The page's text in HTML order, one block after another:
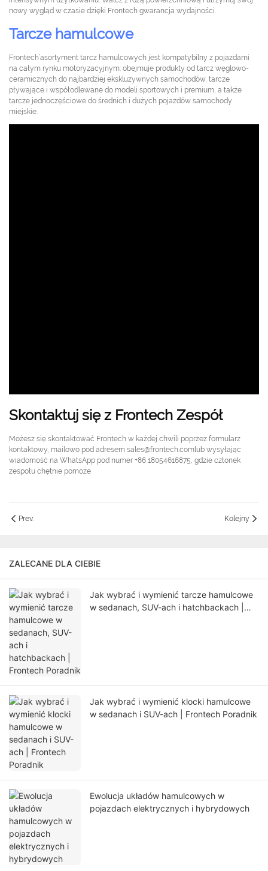
nowy wygląd w czasie dzięki Frontech gwarancja wydajności.
Tarcze hamulcowe
Frontech’asortyment tarcz hamulcowych jest kompatybilny z pojazdami
na całym rynku motoryzacyjnym: obejmuje produkty od tarcz węglowo-
ceramicznych do najbardziej ekskluzywnych samochodów, tarcze
pływające i współodlewane do modeli sportowych i premium, a także
tarcze jednoczęściowe do średnich i dużych pojazdów samochody
miejskie.
Skontaktuj się z Frontech Zespół
Możesz się skontaktować Frontech w każdej chwili poprzez formularz
kontaktowy, mailowo pod adresem sales@frontech.comlub wysyłając
wiadomość na WhatsApp pod numer +86 18054616875, gdzie członek
zespołu chętnie pomoże
Prev. Kolejny
ZALECANE DLA CIEBIE
Jak wybrać i wymienić tarcze hamulcowe
w sedanach, SUV-ach i hatchbackach |
Jak wybrać i wymienić klocki hamulcowe
w sedanach i SUV-ach | Frontech Poradnik
Ewolucja układów hamulcowych w
pojazdach elektrycznych i hybrydowych